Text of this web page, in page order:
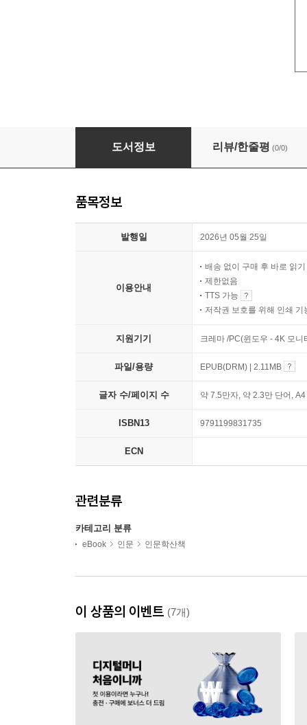
내가기준이란 무엇인가
도서정보 리뷰/한줄평 (0/0)
품목정보
발행일 2026년 05월 25일
이용안내
배송 없이 구매 후 바로 읽기
제한없음
TTS 가능
저작권 보호를 위해 인쇄 기
지원기기 크레마 /PC(윈도우 - 4K 모
파일/용량 EPUB(DRM) | 2.11MB
글자 수/페이지 수 약 7.5만자, 약 2.3만 단어,
ISBN13 9791199831735
ECN
관련분류
카테고리 분류
eBook 인문 인문학산책
이 상품의 이벤트 (7개)